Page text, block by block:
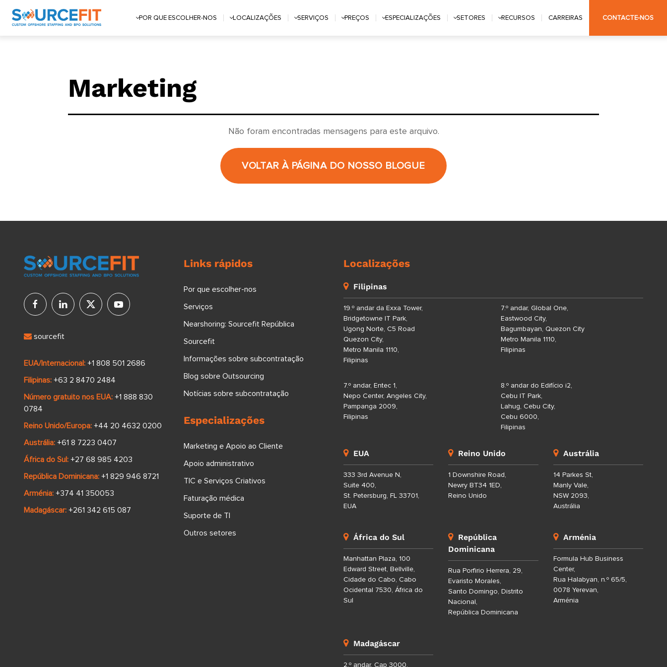
POR QUE ESCOLHER-NOS LOCALIZAÇÕES SERVIÇOS PREÇOS ESPECIALIZAÇÕES SETORES RECURSOS CARREIRAS CONTACTE-NOS
Marketing
Não foram encontradas mensagens para este arquivo.
VOLTAR À PÁGINA DO NOSSO BLOGUE
sourcefit
EUA/Internacional: +1 808 501 2686
Filipinas: +63 2 8470 2484
Número gratuito nos EUA: +1 888 830
0784
Reino Unido/Europa: +44 20 4632 0200
Austrália: +61 8 7223 0407
África do Sul: +27 68 985 4203
República Dominicana: +1 829 946 8721
Arménia: +374 41 350053
Madagáscar: +261 342 615 087
Links rápidos
Por que escolher-nos
Serviços
Nearshoring: Sourcefit República
Sourcefit
Informações sobre subcontratação
Blog sobre Outsourcing
Notícias sobre subcontratação
Especializações
Marketing e Apoio ao Cliente
Apoio administrativo
TIC e Serviços Criativos
Faturação médica
Suporte de TI
Outros setores
Localizações
Filipinas
19.º andar da Exxa Tower,
Bridgetowne IT Park,
Ugong Norte, C5 Road
Quezon City,
Metro Manila 1110,
Filipinas
7.º andar, Global One,
Eastwood City,
Bagumbayan, Quezon City
Metro Manila 1110,
Filipinas
7.º andar, Entec 1,
Nepo Center, Angeles City,
Pampanga 2009,
Filipinas
8.º andar do Edifício i2,
Cebu IT Park,
Lahug, Cebu City,
Cebu 6000,
Filipinas
EUA
333 3rd Avenue N,
Suite 400,
St. Petersburg, FL 33701,
EUA
Reino Unido
1 Downshire Road,
Newry BT34 1ED,
Reino Unido
Austrália
14 Parkes St,
Manly Vale,
NSW 2093,
Austrália
África do Sul
Manhattan Plaza, 100
Edward Street, Bellville,
Cidade do Cabo, Cabo
Ocidental 7530, África do
Sul
República
Dominicana
Rua Porfirio Herrera, 29,
Evaristo Morales,
Santo Domingo, Distrito
Nacional,
República Dominicana
Arménia
Formula Hub Business
Center,
Rua Halabyan, n.º 65/5,
0078 Yerevan,
Arménia
Madagáscar
2.º andar, Cap 3000,